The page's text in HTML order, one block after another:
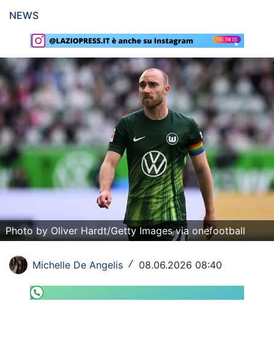
Social
Calcio
Serie A
Champions League
Europa League
Altri Sport
Formula 1
Tennis
SHOP LAZIO
Contatti
NEWS
Photo by Oliver Hardt/Getty Images via onefootball
Michelle De Angelis / 08.06.2026 08:40